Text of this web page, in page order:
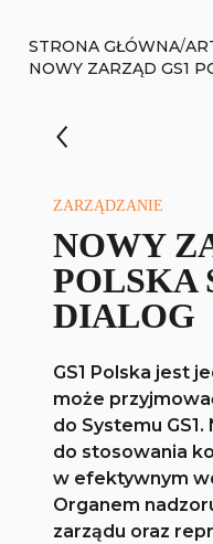
STRONA GŁÓWNA/
NOWY ZARZĄD GS1
ZARZĄDZANIE
NOWY
POLSKA
DIALOG
GS1 Polska jest
może
do Systemu
do stosowania
w efektywnym
Organem
zarządu oraz